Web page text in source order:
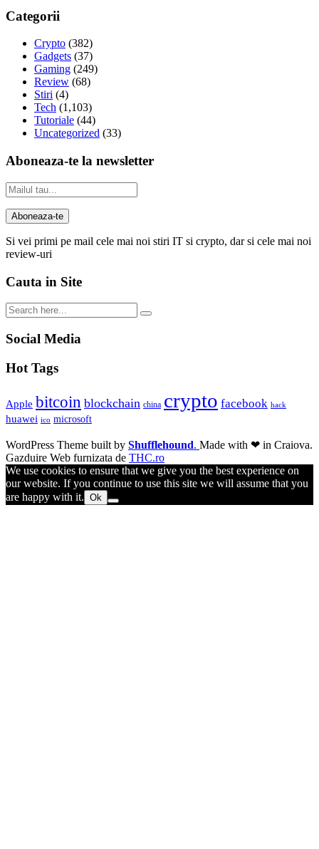
Categorii
Crypto (382)
Gadgets (37)
Gaming (249)
Review (68)
Stiri (4)
Tech (1,103)
Tutoriale (44)
Uncategorized (33)
Aboneaza-te la newsletter
Si vei primi pe mail cele mai noi stiri IT si crypto, dar si cele mai noi
review-uri
Cauta in Site
Social Media
Hot Tags
Apple bitcoin blockchain china crypto facebook hack
huawei ico microsoft
WordPress Theme built by Shufflehound. Made with ❤ in Craiova.
Gazduire Web furnizata de THC.ro
We use cookies to ensure that we give you the best experience on
our website. If you continue to use this site we will assume that you
are happy with it. Ok